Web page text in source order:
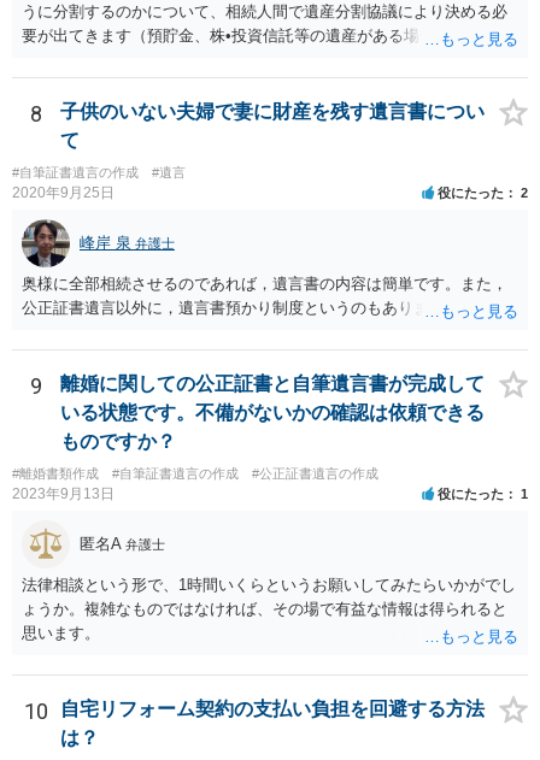
うに分割するのかについて、相続人間で遺産分割協議により決める必
要が出てきます（預貯金、株•投資信託等の遺産がある場合に、どの遺
投資信託は他の相続人にというような分け方をするのか等について
は、相続人間で遺産分割協議により決める必要があります）。
8
子供のいない夫婦で妻に財産を残す遺言書につい
て
#自筆証書遺言の作成 #遺言
2020年9月25日 役にたった 2
峰岸 泉 弁護士
奥様に全部相続させるのであれば，遺言書の内容は簡単です。また，
公正証書遺言以外に，遺言書預かり制度というのもあります。
9
離婚に関しての公正証書と自筆遺言書が完成して
いる状態です。不備がないかの確認は依頼できる
ものですか？
#離婚書類作成 #自筆証書遺言の作成 #公正証書遺言の作成
2023年9月13日 役にたった 1
匿名A 弁護士
法律相談という形で、1時間いくらというお願いしてみたらいかがでし
ょうか。複雑なものではなければ、その場で有益な情報は得られると
思います。
10
自宅リフォーム契約の支払い負担を回避する方法
は？